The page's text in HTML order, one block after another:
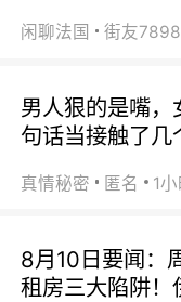
闲聊法国
男人狠的是嘴
句话当接触了
真情秘密 匿名 1
8月10日要闻：
租房三大陷阱！